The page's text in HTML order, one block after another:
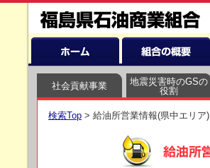
社会貢献事業
地震災害時のGSの
役割
検索Top > 給油所営業情報(県中エリア)